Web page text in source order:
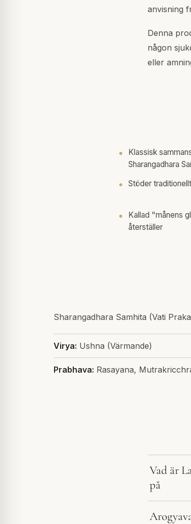
anvisning
Denna
någon
eller
Klassisk
Sharangadhara
Stöder
Kallad "månens
återställer
Sharangadhara Samhita (Vati
Virya: Ushna (Värmande)
Prabhava: Rasayana,
Vad är
på